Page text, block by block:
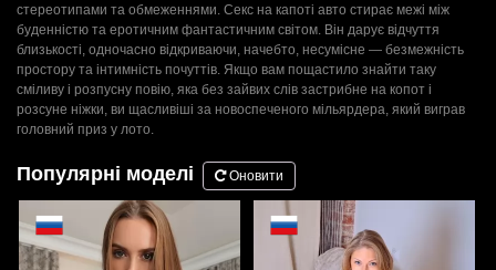
стереотипами та обмеженнями. Секс на капоті авто стирає межі між
буденністю та еротичним фантастичним світом. Він дарує відчуття
близькості, одночасно відкриваючи, начебто, несумісне — безмежність
простору та інтимність почуттів. Якщо вам пощастило знайти таку
сміливу і розпусну повію, яка без зайвих слів застрибне на копот і
розсуне ніжки, ви щасливіші за новоспеченого мільярдера, який виграв
головний приз у лото.
Популярні моделі Оновити